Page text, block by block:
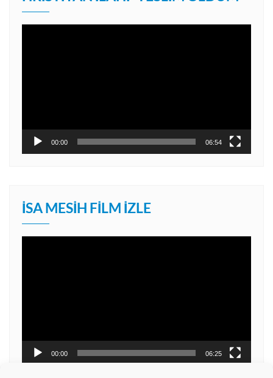
00:00 06:54
İSA MESIH FILM İZLE
00:00 06:25